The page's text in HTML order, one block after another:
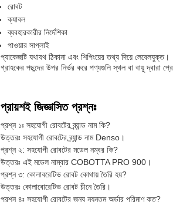
রোবট
ক্যাবল
ব্যবহারকারীর নির্দেশিকা
পাওয়ার সাপ্লাই
প্যাকেজটি যথাযথ ঠিকানা এবং শিপিংয়ের তথ্য দিয়ে লেবেলযুক্ত।
গ্রাহকের পছন্দের উপর নির্ভর করে পণ্যগুলি স্থল বা বায়ু দ্বারা
প্রায়শই জিজ্ঞাসিত প্রশ্নঃ
প্রশ্ন ১ঃ সহযোগী রোবটের ব্র্যান্ড নাম কি?
উত্তরঃ সহযোগী রোবটের ব্র্যান্ড নাম Denso।
প্রশ্ন ২: সহযোগী রোবটের মডেল নম্বর কি?
উত্তরঃ এই মডেল নাম্বার COBOTTA PRO 900।
প্রশ্ন ৩: কোলাবরেটিভ রোবট কোথায় তৈরি হয়?
উত্তরঃ কোলাবোরেটিভ রোবট চীনে তৈরি।
প্রশ্ন ৪ঃ সহযোগী রোবটের জন্য ন্যূনতম অর্ডার পরিমাণ কত?